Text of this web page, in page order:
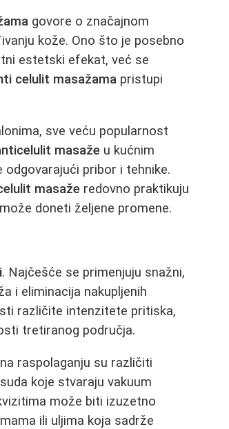
govore o značajnom
kože. Ono što je posebno
estetski efekat, već se
celulit masažama pristupi
sve veću popularnost
masaže u kućnim
pribor i tehnike.
masaže redovno praktikuju
doneti željene promene.
. Najčešće se primenjuju snažni,
i eliminacija nakupljenih
različite intenzitete pritiska,
tretiranog područja.
raspolaganju su različiti
koje stvaraju vakuum
može biti izuzetno
ili uljima koja sadrže